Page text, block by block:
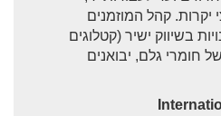
יקרות. קהל המוזמנים
בשיווק ישיר (קטלוגים
של חומרי גלם, יבואנים